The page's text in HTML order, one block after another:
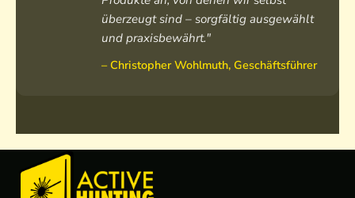
überzeugt sind – sorgfältig ausgewählt
und praxisbewährt."
– Christopher Wohlmuth, Geschäftsführer